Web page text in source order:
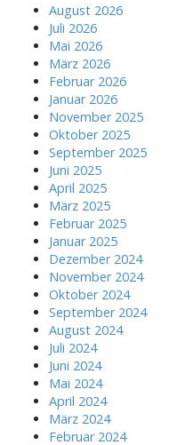
August 2026
Juli 2026
Mai 2026
März 2026
Februar 2026
Januar 2026
November 2025
Oktober 2025
September 2025
Juni 2025
April 2025
März 2025
Februar 2025
Januar 2025
Dezember 2024
November 2024
Oktober 2024
September 2024
August 2024
Juli 2024
Juni 2024
Mai 2024
April 2024
März 2024
Februar 2024